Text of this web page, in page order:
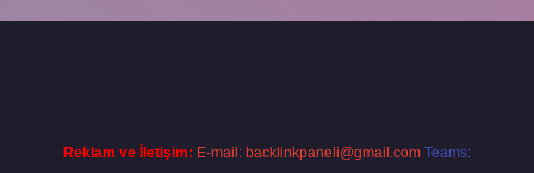
Reklam ve İletişim: E-mail: backlinkpaneli@gmail.com Teams: